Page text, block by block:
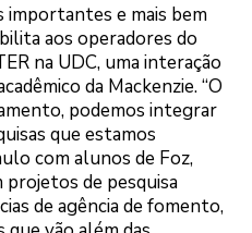
importantes e mais bem
aos operadores do
na UDC, uma interação
da Mackenzie. “O
podemos integrar
que estamos
com alunos de Foz,
de pesquisa
de agência de fomento,